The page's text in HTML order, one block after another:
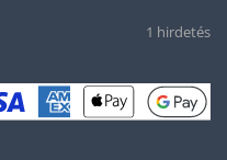
1 hirdetés